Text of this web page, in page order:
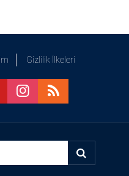
Gizlilik İlkeleri